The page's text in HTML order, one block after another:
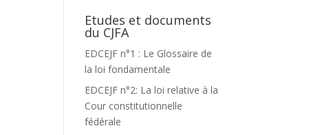
Etudes et documents
du CJFA
EDCEJF n°1 : Le Glossaire de
la loi fondamentale
EDCEJF n°2: La loi relative à la
Cour constitutionnelle
fédérale